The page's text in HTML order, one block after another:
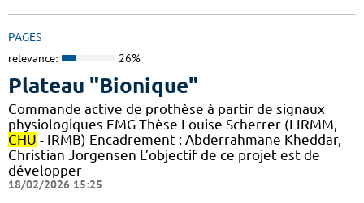
PAGES
relevance: 26%
Plateau "Bionique"
Commande active de prothèse à partir de signaux
physiologiques EMG Thèse Louise Scherrer (LIRMM,
CHU - IRMB) Encadrement : Abderrahmane Kheddar,
Christian Jorgensen L’objectif de ce projet est de
développer
18/02/2026 15:25